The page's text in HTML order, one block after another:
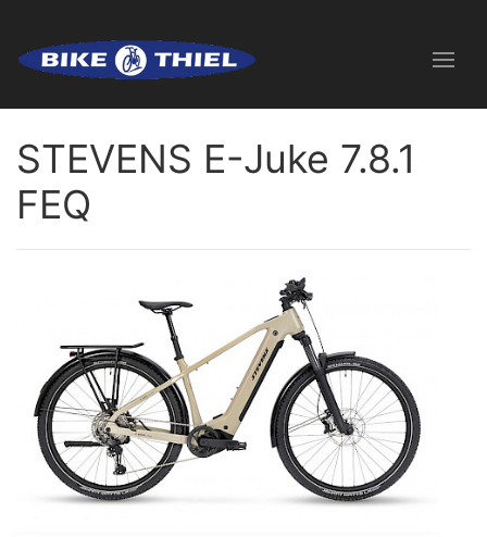
STEVENS E-Juke 7.8.1
FEQ